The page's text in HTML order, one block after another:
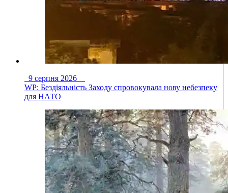
9 серпня 2026
WP: Бездіяльність Заходу спровокувала нову небезпеку
для НАТО